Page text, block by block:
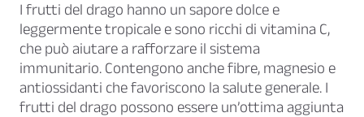
I frutti del drago hanno un sapore dolce e
leggermente tropicale e sono ricchi di vitamina C,
che può aiutare a rafforzare il sistema
immunitario. Contengono anche fibre, magnesio e
antiossidanti che favoriscono la salute generale. I
frutti del drago possono essere un’ottima aggiunta